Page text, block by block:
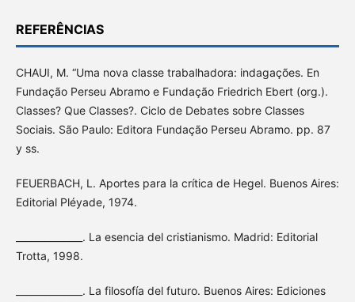
REFERÊNCIAS
CHAUI, M. “Uma nova classe trabalhadora: indagações. En
Fundação Perseu Abramo e Fundação Friedrich Ebert (org.).
Classes? Que Classes?. Ciclo de Debates sobre Classes
Sociais. São Paulo: Editora Fundação Perseu Abramo. pp. 87
y ss.
FEUERBACH, L. Aportes para la crítica de Hegel. Buenos Aires:
Editorial Pléyade, 1974.
______________. La esencia del cristianismo. Madrid: Editorial
Trotta, 1998.
______________. La filosofía del futuro. Buenos Aires: Ediciones